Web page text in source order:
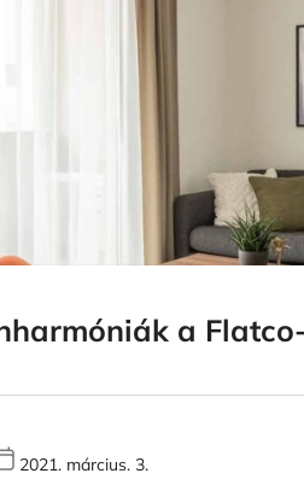
a
2021. március. 3.